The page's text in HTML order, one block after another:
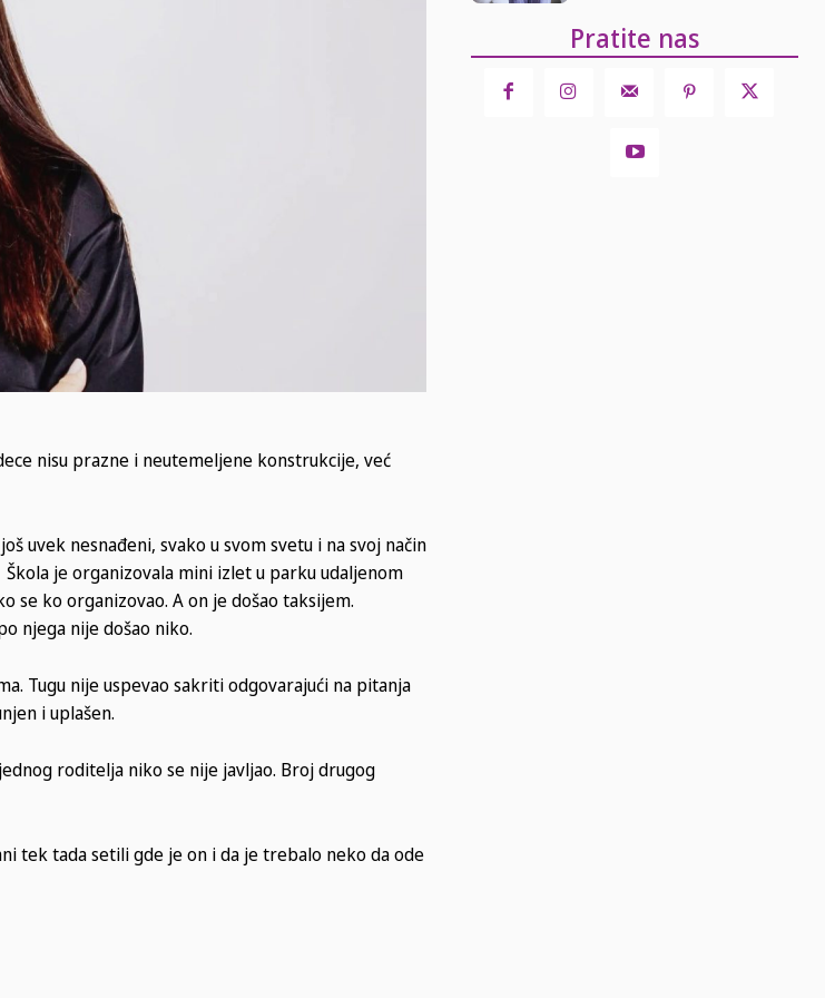
nisu prazne i neutemeljene konstrukcije, već
uvek nesnađeni, svako u svom svetu i na svoj način
je organizovala mini izlet u parku udaljenom
se ko organizovao. A on je došao taksijem.
njega nije došao niko.
Tugu nije uspevao sakriti odgovarajući na pitanja
i uplašen.
roditelja niko se nije javljao. Broj drugog
tek tada setili gde je on i da je trebalo neko da ode
Pratite nas